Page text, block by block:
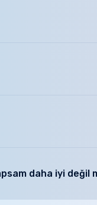
daha iyi değil